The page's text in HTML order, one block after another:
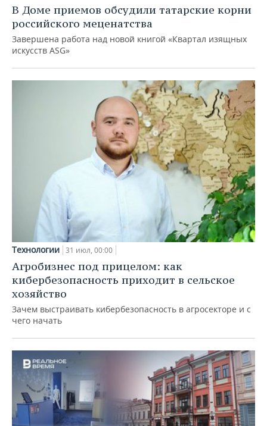
В Доме приемов обсудили татарские корни
российского меценатства
Завершена работа над новой книгой «Квартал изящных
искусств ASG»
Технологии 31 июл, 00:00
Агробизнес под прицелом: как
кибербезопасность приходит в сельское
хозяйство
Зачем выстраивать кибербезопасность в агросекторе и с
чего начать